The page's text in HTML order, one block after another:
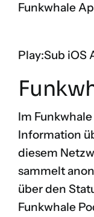
Funkwhale
Play:Sub iOS
Im
Information
diesem
sammelt
über den
Funkwhale